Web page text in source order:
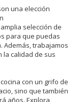
una elección
selección de
para que puedas
Además, trabajamos
calidad de sus
con un grifo de
sino que también
años. Explora